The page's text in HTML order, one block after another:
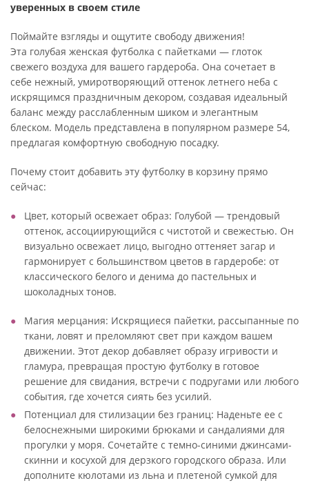
уверенных в своем стиле
Поймайте взгляды и ощутите свободу движения!
Эта голубая женская футболка с пайетками — глоток
свежего воздуха для вашего гардероба. Она сочетает в
себе нежный, умиротворяющий оттенок летнего неба с
искрящимся праздничным декором, создавая идеальный
баланс между расслабленным шиком и элегантным
блеском. Модель представлена в популярном размере 54,
предлагая комфортную свободную посадку.
Почему стоит добавить эту футболку в корзину прямо
сейчас:
Цвет, который освежает образ: Голубой — трендовый
оттенок, ассоциирующийся с чистотой и свежестью. Он
визуально освежает лицо, выгодно оттеняет загар и
гармонирует с большинством цветов в гардеробе: от
классического белого и денима до пастельных и
шоколадных тонов.
Магия мерцания: Искрящиеся пайетки, рассыпанные по
ткани, ловят и преломляют свет при каждом вашем
движении. Этот декор добавляет образу игривости и
гламура, превращая простую футболку в готовое
решение для свидания, встречи с подругами или любого
события, где хочется сиять без усилий.
Потенциал для стилизации без границ: Наденьте ее с
белоснежными широкими брюками и сандалиями для
прогулки у моря. Сочетайте с темно-синими джинсами-
скинни и косухой для дерзкого городского образа. Или
дополните кюлотами из льна и плетеной сумкой для